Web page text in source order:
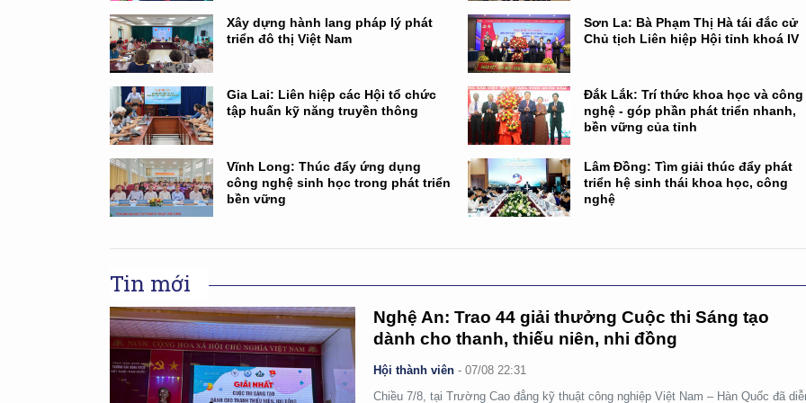
Xây dựng hành lang pháp lý phát
triển đô thị Việt Nam
Sơn La: Bà Phạm Thị Hà tái đắc cử
Chủ tịch Liên hiệp Hội tỉnh khoá IV
Gia Lai: Liên hiệp các Hội tổ chức
tập huấn kỹ năng truyền thông
Đắk Lắk: Trí thức khoa học và công
nghệ - góp phần phát triển nhanh,
bền vững của tỉnh
Vĩnh Long: Thúc đẩy ứng dụng
công nghệ sinh học trong phát triển
bền vững
Lâm Đồng: Tìm giải thúc đẩy phát
triển hệ sinh thái khoa học, công
nghệ
Tin mới
Nghệ An: Trao 44 giải thưởng Cuộc thi Sáng tạo
dành cho thanh, thiếu niên, nhi đồng
Hội thành viên -07/08 22:31
Chiều 7/8, tại Trường Cao đẳng kỹ thuật công nghiệp Việt Nam – Hàn Quốc đã